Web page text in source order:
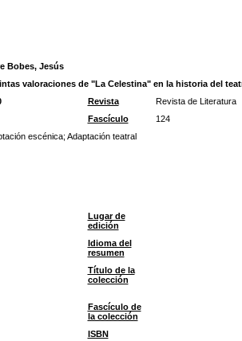
Bobes, Jesús
valoraciones de "La Celestina" en la historia del
Revista
Revista de Literatura
Fascículo
124
escénica; Adaptación teatral
Lugar de
edición
Idioma del
resumen
Título de la
colección
Fascículo de
la colección
ISBN